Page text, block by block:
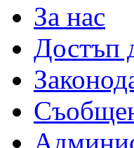
За нас
Достъп